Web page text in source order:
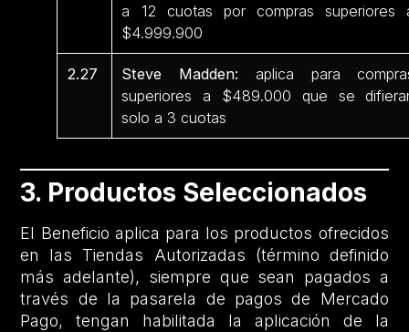
a 12 cuotas por compras superiores
$4.999.900
2.27 Steve Madden: aplica para
superiores a $489.000 que se
solo a 3 cuotas
3. Productos Seleccionados
El Beneficio aplica para los productos ofrecidos
en las Tiendas Autorizadas (término definido
más adelante), siempre que sean pagados a
través de la pasarela de pagos de Mercado
Pago, tengan habilitada la aplicación de la